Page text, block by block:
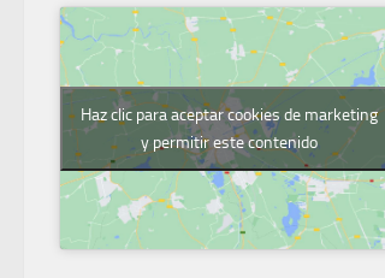
Haz clic para aceptar cookies de marketing
y permitir este contenido